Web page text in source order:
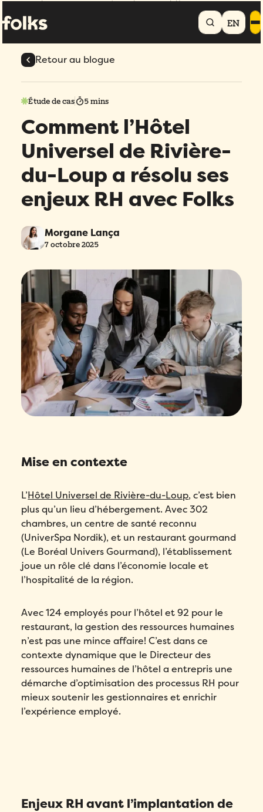
EN
AccueilBlogueComment l'Hôtel Universel de Rivière-du-Loup a
Retour au blogue
Étude de cas 5 mins
Comment l’Hôtel
Universel de Rivière-
du-Loup a résolu ses
enjeux RH avec Folks
Morgane Lança
7 octobre 2025
Mise en contexte
L’Hôtel Universel de Rivière-du-Loup, c’est bien
plus qu’un lieu d’hébergement. Avec 302
chambres, un centre de santé reconnu
(UniverSpa Nordik), et un restaurant gourmand
(Le Boréal Univers Gourmand), l’établissement
joue un rôle clé dans l’économie locale et
l’hospitalité de la région.
Avec 124 employés pour l’hôtel et 92 pour le
restaurant, la gestion des ressources humaines
n’est pas une mince affaire! C’est dans ce
contexte dynamique que le Directeur des
ressources humaines de l’hôtel a entrepris une
démarche d’optimisation des processus RH pour
mieux soutenir les gestionnaires et enrichir
l’expérience employé.
Enjeux RH avant l’implantation de